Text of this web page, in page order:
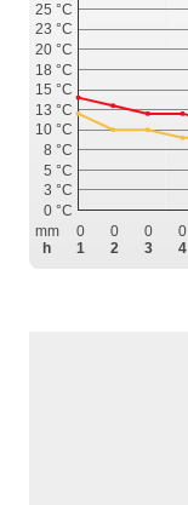
0 °C
3 °C
5 °C
8 °C
10 °C
13 °C
15 °C
18 °C
20 °C
23 °C
25 °C
mm 0 0 0 0
h
1 2 3 4